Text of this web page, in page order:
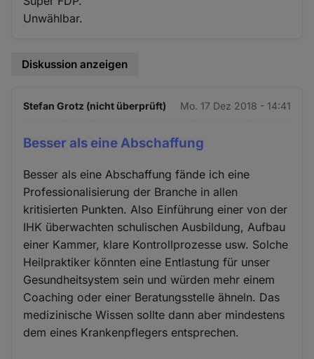
Unwählbar.
Diskussion anzeigen
Stefan Grotz (nicht überprüft) Mo. 17 Dez 2018 - 14:41
Besser als eine Abschaffung
Besser als eine Abschaffung fände ich eine
Professionalisierung der Branche in allen
kritisierten Punkten. Also Einführung einer von der
IHK überwachten schulischen Ausbildung, Aufbau
einer Kammer, klare Kontrollprozesse usw. Solche
Heilpraktiker könnten eine Entlastung für unser
Gesundheitsystem sein und würden mehr einem
Coaching oder einer Beratungsstelle ähneln. Das
medizinische Wissen sollte dann aber mindestens
dem eines Krankenpflegers entsprechen.